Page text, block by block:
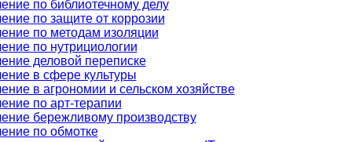
по библиотечному делу
по защите от коррозии
по методам изоляции
по нутрициологии
деловой переписке
в сфере культуры
в агрономии и сельском хозяйстве
по арт-терапии
бережливому производству
по обмотке